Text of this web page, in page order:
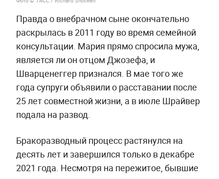
Правда о внебрачном сыне окончательно
раскрылась в 2011 году во время семейной
консультации. Мария прямо спросила мужа,
является ли он отцом Джозефа, и
Шварценеггер признался. В мае того же
года супруги объявили о расставании после
25 лет совместной жизни, а в июле Шрайвер
подала на развод.
Бракоразводный процесс растянулся на
десять лет и завершился только в декабре
2021 года. Несмотря на пережитое, бывшие